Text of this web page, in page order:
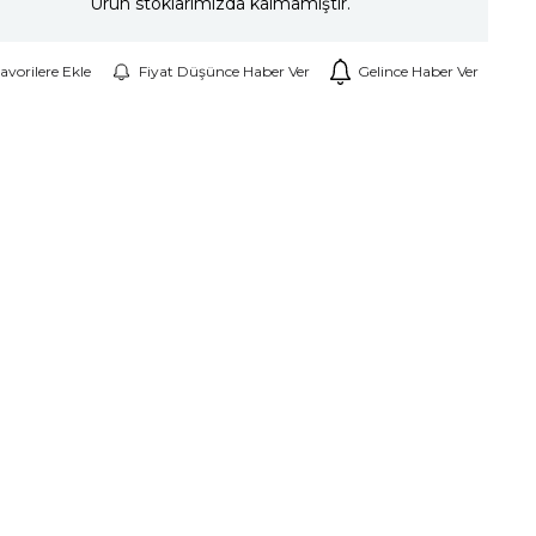
Ekle Fiyat Düşünce Haber Ver Gelince Haber Ver